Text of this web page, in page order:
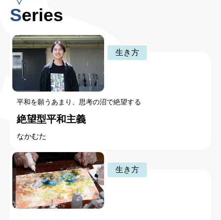
Series
生き方
平和を願うあまり、思考の沼で絶望する
絶望型平和主義
なかむた
生き方